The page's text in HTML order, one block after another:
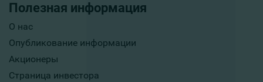
Полезная информация
О нас
Опубликование информации
Акционеры
Страница инвестора